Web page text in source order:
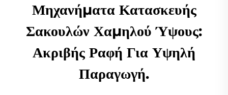
Μηχανήματα Κατασκευής
Σακουλών Χαμηλού Ύψους:
Ακριβής Ραφή Για Υψηλή
Παραγωγή.